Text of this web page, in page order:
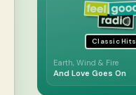
Classic Hits
Earth, Wind & Fire
And Love Goes On